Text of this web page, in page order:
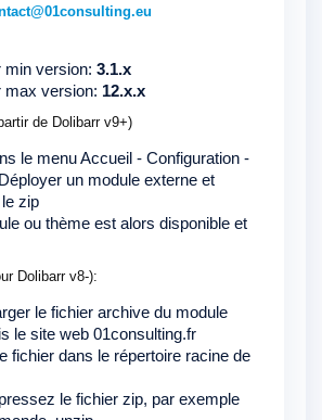
min version: 3.1.x
max version: 12.x.x
de Dolibarr v9+)
le menu Accueil - Configuration -
un module externe et
zip
ou thème est alors disponible et
Dolibarr v8-):
le fichier archive du module
le site web 01consulting.fr
fichier dans le répertoire racine de
le fichier zip, par exemple